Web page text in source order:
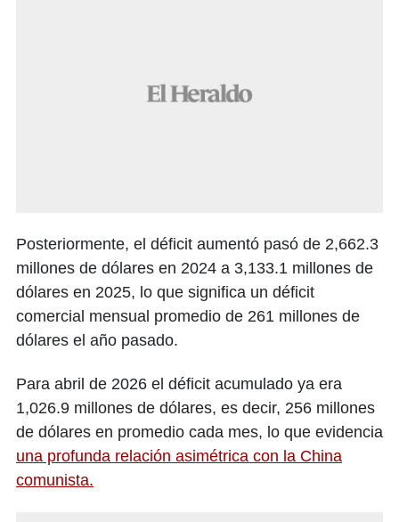
Posteriormente, el déficit aumentó pasó de 2,662.3
millones de dólares en 2024 a 3,133.1 millones de
dólares en 2025, lo que significa un déficit
comercial mensual promedio de 261 millones de
dólares el año pasado.
Para abril de 2026 el déficit acumulado ya era
1,026.9 millones de dólares, es decir, 256 millones
de dólares en promedio cada mes, lo que evidencia
una profunda relación asimétrica con la China
comunista.